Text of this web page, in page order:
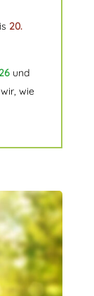
20.
und
wie